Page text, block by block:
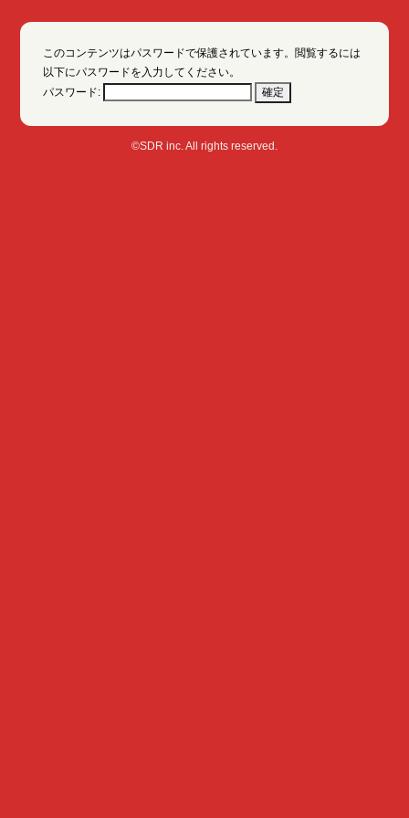
このコンテンツはパスワードで保護されています。閲覧するには
以下にパスワードを入力してください。
パスワード:
©SDR inc. All rights reserved.